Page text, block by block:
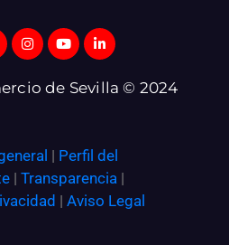
de Sevilla © 2024
| Perfil del
| Transparencia |
| Aviso Legal